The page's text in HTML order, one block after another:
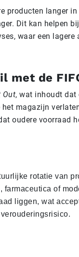
producten langer
Dit kan helpen
waar een
met de
Out, wat inhoudt dat
magazijn
oudere voorraad
rotatie van
farmaceutica of
liggen, wat